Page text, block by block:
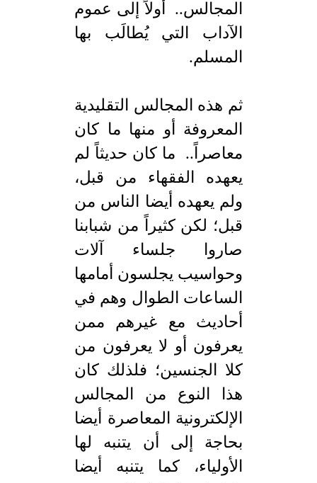
المجالس.. أولاً إلى عموم
الآداب التي يُطالَب بها
المسلم.
ثم هذه المجالس التقليدية
المعروفة أو منها ما كان
معاصراً.. ما كان حديثاً لم
يعهده الفقهاء من قبل،
ولم يعهده أيضا الناس من
قبل؛ لكن كثيراً من شبابنا
صاروا جلساء آلات
وحواسيب يجلسون أمامها
الساعات الطوال وهم في
أحاديث مع غيرهم ممن
يعرفون أو لا يعرفون من
كلا الجنسين؛ فلذلك كان
هذا النوع من المجالس
الإلكترونية المعاصرة أيضا
بحاجة إلى أن يتنبه لها
الأولياء، كما يتنبه أيضا